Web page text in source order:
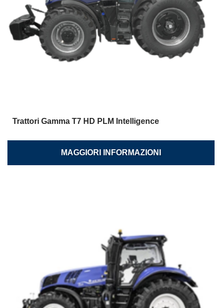
Trattori Gamma T7 HD PLM Intelligence
MAGGIORI INFORMAZIONI